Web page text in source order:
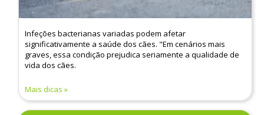
Infeções bacterianas variadas podem afetar
significativamente a saúde dos cães. "Em cenários mais
graves, essa condição prejudica seriamente a qualidade de
vida dos cães.
Mais dicas